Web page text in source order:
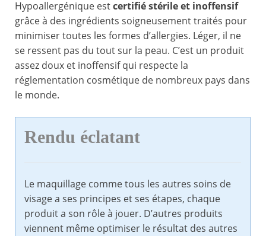
Hypoallergénique estcertifié stérile et inoffensif
grâce à des ingrédients soigneusement traités pour
minimiser toutes les formes d’allergies. Léger, il ne
se ressent pas du tout sur la peau. C’est un produit
assez doux et inoffensif qui respecte la
réglementation cosmétique de nombreux pays dans
le monde.
Rendu éclatant
Le maquillage comme tous les autres soins de
visage a ses principes et ses étapes, chaque
produit a son rôle à jouer. D’autres produits
viennent même optimiser le résultat des autres